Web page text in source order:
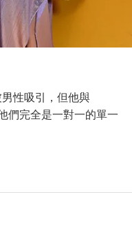
性吸引，但他與
們完全是一對一的單一